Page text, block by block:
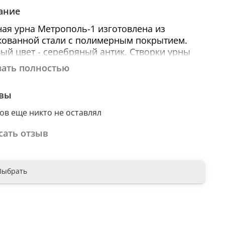
урна Метрополь-1 изготовлена из
стали с полимерным покрытием.
цвет - серебряный антик. Створки урны
на ключ. Внутри имеется емкость для
мусора из оцинкованной стали. Размер
70 л.
размеры урны, мм: ф=405, Н=955
упаковки, мм:
17 кг.
полностью
еще никто не оставлял
отзыв